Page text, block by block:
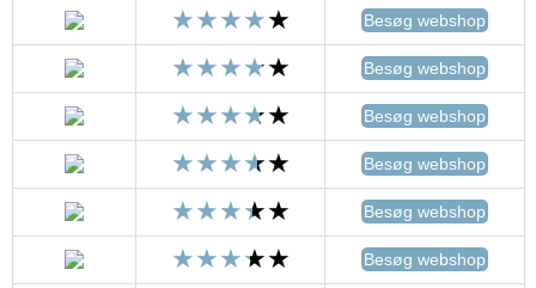
Besøg webshop
Besøg webshop
Besøg webshop
Besøg webshop
Besøg webshop
Besøg webshop